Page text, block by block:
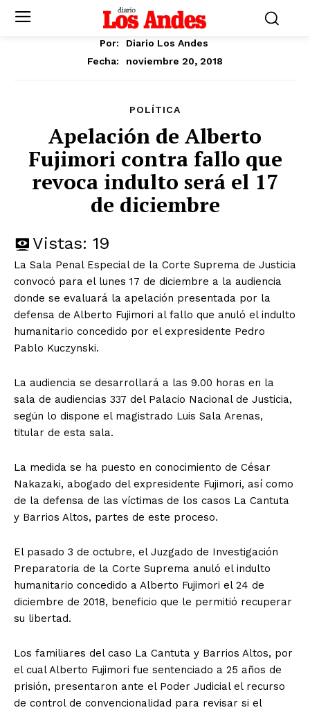
Por:
Diario Los Andes
Fecha:
noviembre 20, 2018
POLÍTICA
Apelación de Alberto
Fujimori contra fallo que
revoca indulto será el 17
de diciembre
Vistas: 19
La Sala Penal Especial de la Corte Suprema de Justicia
convocó para el lunes 17 de diciembre a la audiencia
donde se evaluará la apelación presentada por la
defensa de Alberto Fujimori al fallo que anuló el indulto
humanitario concedido por el expresidente Pedro
Pablo Kuczynski.
La audiencia se desarrollará a las 9.00 horas en la
sala de audiencias 337 del Palacio Nacional de Justicia,
según lo dispone el magistrado Luis Sala Arenas,
titular de esta sala.
La medida se ha puesto en conocimiento de César
Nakazaki, abogado del expresidente Fujimori, así como
de la defensa de las víctimas de los casos La Cantuta
y Barrios Altos, partes de este proceso.
El pasado 3 de octubre, el Juzgado de Investigación
Preparatoria de la Corte Suprema anuló el indulto
humanitario concedido a Alberto Fujimori el 24 de
diciembre de 2018, beneficio que le permitió recuperar
su libertad.
Los familiares del caso La Cantuta y Barrios Altos, por
el cual Alberto Fujimori fue sentenciado a 25 años de
prisión, presentaron ante el Poder Judicial el recurso
de control de convencionalidad para revisar si el